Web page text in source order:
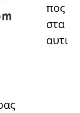
πος
στα
αυτι